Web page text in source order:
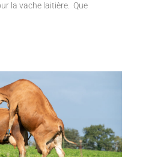
la vache laitière. Que